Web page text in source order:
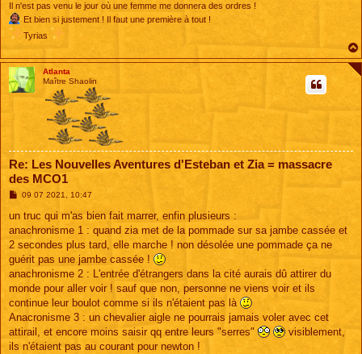
Il n'est pas venu le jour où une femme me donnera des ordres !
Et bien si justement ! Il faut une première à tout !
Tyrias
Atlanta
Maître Shaolin
Re: Les Nouvelles Aventures d'Esteban et Zia = massacre
des MCO1
M
s
a
g
09 07 2021, 10:47
un truc qui m'as bien fait marrer, enfin plusieurs :
anachronisme 1 : quand zia met de la pommade sur sa jambe cassée et
2 secondes plus tard, elle marche ! non désolée une pommade ça ne
guérit pas une jambe cassée !
anachronisme 2 : L'entrée d'étrangers dans la cité aurais dû attirer du
monde pour aller voir ! sauf que non, personne ne viens voir et ils
continue leur boulot comme si ils n'étaient pas là
Anacronisme 3 : un chevalier aigle ne pourrais jamais voler avec cet
attirail, et encore moins saisir qq entre leurs "serres"
visiblement,
ils n'étaient pas au courant pour newton !